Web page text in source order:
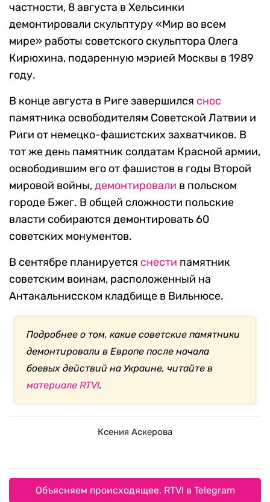
частности, 8 августа в Хельсинки
демонтировали скульптуру «Мир во всем
мире» работы советского скульптора Олега
Кирюхина, подаренную мэрией Москвы в 1989
году.
В конце августа в Риге завершился снос
памятника освободителям Советской Латвии и
Риги от немецко-фашистских захватчиков. В
тот же день памятник солдатам Красной армии,
освободившим его от фашистов в годы Второй
мировой войны,демонтировали в польском
городе Бжег. В общей сложности польские
власти собираются демонтировать 60
советских монументов.
В сентябре планируется снести памятник
советским воинам, расположенный на
Антакальнисском кладбище в Вильнюсе.
Подробнее о том, какие советские памятники
демонтировали в Европе после начала
боевых действий на Украине, читайте в
материале RTVI.
Ксения Аскерова
Объясняем происходящее. RTVI в Telegram